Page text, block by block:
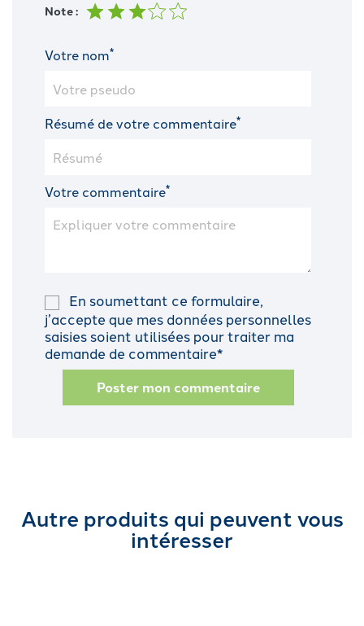
Note :
Votre nom*
Résumé de votre commentaire*
Votre commentaire*
En soumettant ce formulaire,
j’accepte que mes données personnelles
saisies soient utilisées pour traiter ma
demande de commentaire*
Poster mon commentaire
Autre produits qui peuvent vous
intéresser